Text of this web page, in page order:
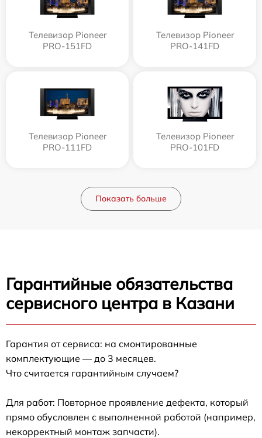
Телевизор Pioneer
PRO-151FD
Телевизор Pioneer
PRO-141FD
Телевизор Pioneer
PRO-111FD
Телевизор Pioneer
PRO-101FD
Показать больше
Гарантийные обязательства
сервисного центра в Казани
Гарантия от сервиса: на смонтированные
комплектующие — до 3 месяцев.
Что считается гарантийным случаем?
Для работ: Повторное проявление дефекта, который
прямо обусловлен с выполненной работой (например,
некорректный монтаж запчасти).